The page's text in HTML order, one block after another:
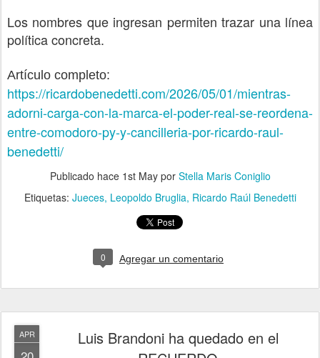
Los nombres que ingresan permiten trazar una línea
política concreta.
Artículo completo:
https://ricardobenedetti.com/2026/05/01/mientras-
adorni-carga-con-la-marca-el-poder-real-se-reordena-
entre-comodoro-py-y-cancilleria-por-ricardo-raul-
benedetti/
Publicado hace 1st Maypor Stella Maris Coniglio
Etiquetas: Jueces Leopoldo Bruglia Ricardo Raúl Benedetti
0 Agregar un comentario
APR
Luis Brandoni ha quedado en el